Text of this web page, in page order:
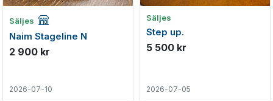
Säljes Företagsannons
Naim Stageline N
2 900 kr
2026-07-10
Säljes
Step up.
5 500 kr
2026-07-05